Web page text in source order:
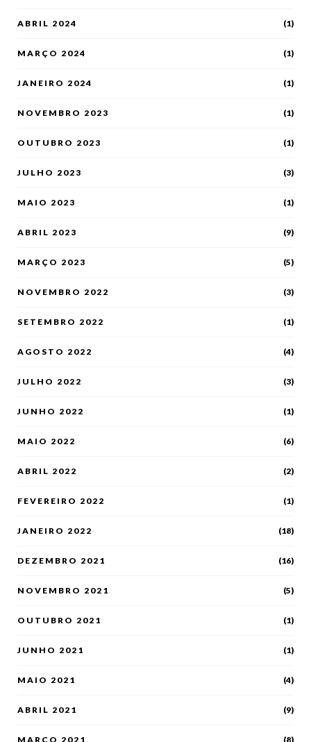
ABRIL 2024 (1)
MARÇO 2024 (1)
JANEIRO 2024 (1)
NOVEMBRO 2023 (1)
OUTUBRO 2023 (1)
JULHO 2023 (3)
MAIO 2023 (1)
ABRIL 2023 (9)
MARÇO 2023 (5)
NOVEMBRO 2022 (3)
SETEMBRO 2022 (1)
AGOSTO 2022 (4)
JULHO 2022 (3)
JUNHO 2022 (1)
MAIO 2022 (6)
ABRIL 2022 (2)
FEVEREIRO 2022 (1)
JANEIRO 2022 (18)
DEZEMBRO 2021 (16)
NOVEMBRO 2021 (5)
OUTUBRO 2021 (1)
JUNHO 2021 (1)
MAIO 2021 (4)
ABRIL 2021 (9)
MARÇO 2021 (8)